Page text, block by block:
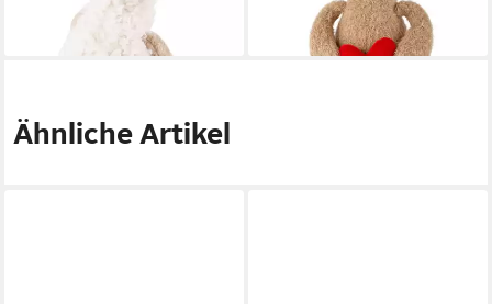
lieferbar - in 3-4 Werktagen bei dir
44,95 €
lieferbar - in 3-4 Werktagen bei dir
Ähnliche Artikel